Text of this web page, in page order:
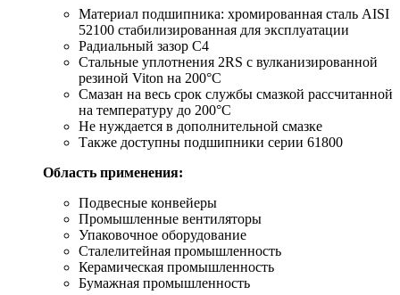
Материал подшипника: хромированная сталь AISI
52100 стабилизированная для эксплуатации
Радиальный зазор С4
Стальные уплотнения 2RS с вулканизированной
резиной Viton на 200°С
Смазан на весь срок службы смазкой рассчитанной
на температуру до 200°С
Не нуждается в дополнительной смазке
Также доступны подшипники серии 61800
Область применения:
Подвесные конвейеры
Промышленные вентиляторы
Упаковочное оборудование
Сталелитейная промышленность
Керамическая промышленность
Бумажная промышленность